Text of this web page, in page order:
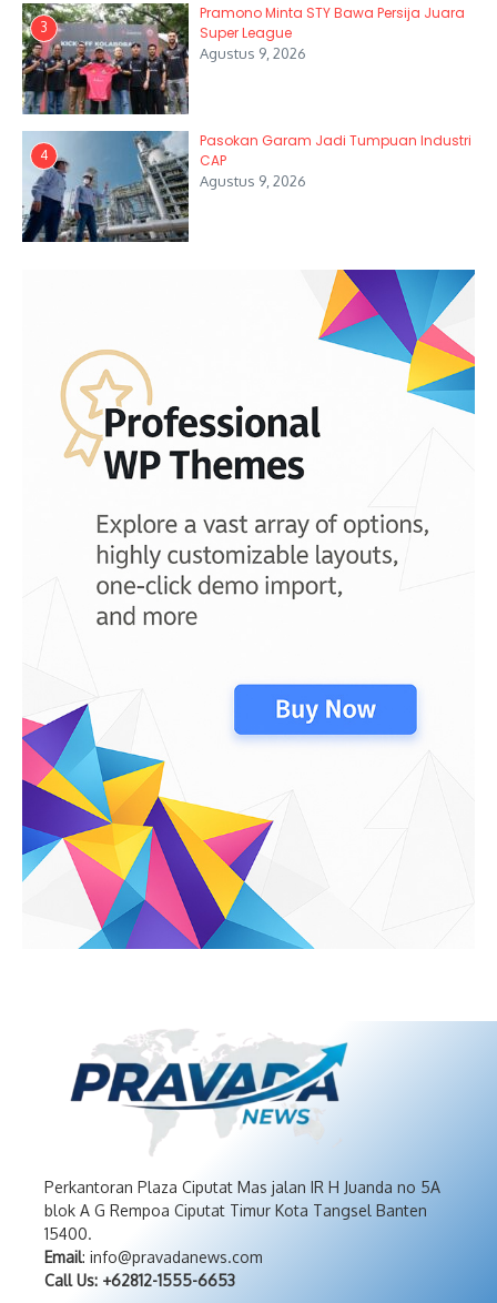
3
Pramono Minta STY Bawa Persija Juara
Super League
Agustus 9, 2026
4
Pasokan Garam Jadi Tumpuan Industri
CAP
Agustus 9, 2026
Perkantoran Plaza Ciputat Mas jalan IR H Juanda no 5A
blok A G Rempoa Ciputat Timur Kota Tangsel Banten
15400.
Email: info@pravadanews.com
Call Us: +62812-1555-6653